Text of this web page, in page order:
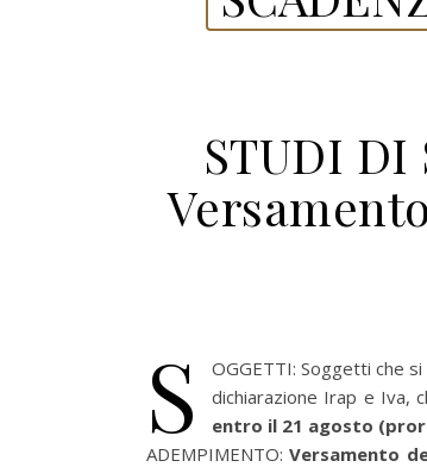
STUDI DI
S
OGGETTI: Soggetti che
dichiarazione Irap e Iva,
entro il 21 agosto
ADEMPIMENTO:Versamento